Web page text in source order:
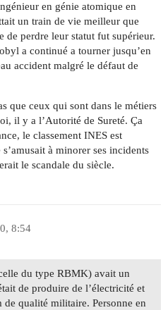
en génie atomique en
un train de vie meilleur que
de perdre leur statut fut supérieur.
a continué a tourner jusqu’en
accident malgré le défaut de
que ceux qui sont dans le métiers
il y a l’Autorité de Sureté. Ça
le classement INES est
à minorer ses incidents
le scandale du siècle.
8:54
du type RBMK) avait un
de produire de l’électricité et
qualité militaire. Personne en